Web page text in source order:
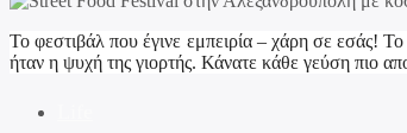
Το φεστιβάλ που έγινε εμπειρία – χάρη σε εσάς!
ήταν η ψυχή της γιορτής. Κάνατε κάθε γεύση πιο